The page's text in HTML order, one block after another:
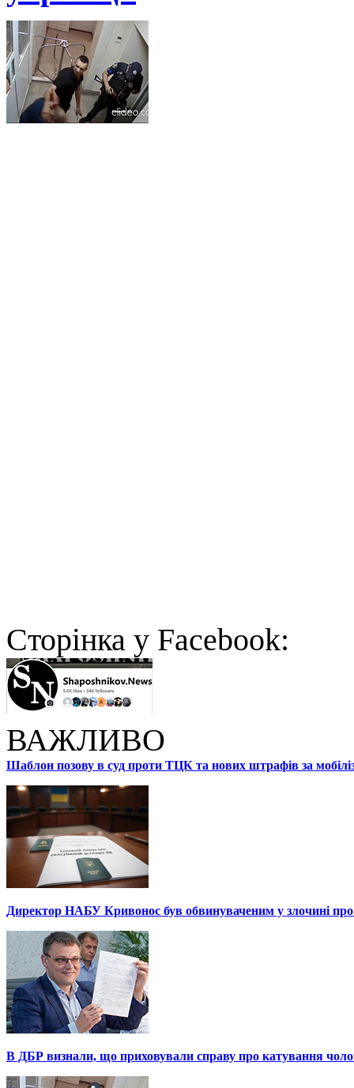
Cторінка у Facebook:
ВАЖЛИВО
Шаблон позову в суд проти ТЦК та нових штрафів за
Директор НАБУ Кривонос був обвинуваченим у злочині про
В ДБР визнали, що приховували справу про катування